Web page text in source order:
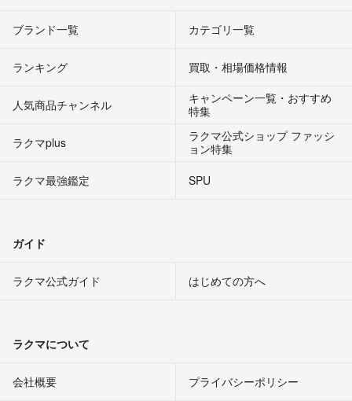
ブランド一覧 カテゴリ一覧
ランキング 買取・相場価格情報
人気商品チャンネル
キャンペーン一覧・おすすめ
特集
ラクマplus
ラクマ公式ショップ ファッシ
ョン特集
ラクマ最強鑑定
SPU
ガイド
ラクマ公式ガイド はじめての方へ
ラクマについて
会社概要 プライバシーポリシー